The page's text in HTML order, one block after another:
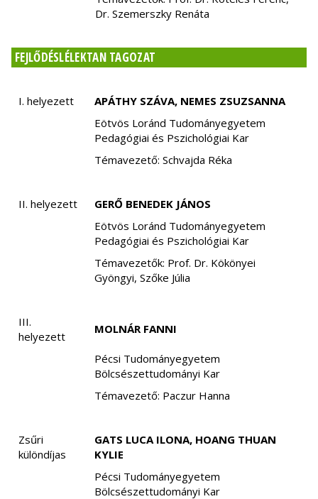
Dr. Szemerszky Renáta
FEJLŐDÉSLÉLEKTAN TAGOZAT
I. helyezett
APÁTHY SZÁVA, NEMES ZSUZSANNA
Eötvös Loránd Tudományegyetem
Pedagógiai és Pszichológiai Kar
Témavezető: Schvajda Réka
II. helyezett
GERŐ BENEDEK JÁNOS
Eötvös Loránd Tudományegyetem
Pedagógiai és Pszichológiai Kar
Témavezetők: Prof. Dr. Kökönyei
Gyöngyi, Szőke Júlia
III.
helyezett
MOLNÁR FANNI
Pécsi Tudományegyetem
Bölcsészettudományi Kar
Témavezető: Paczur Hanna
Zsűri
különdíjas
GATS LUCA ILONA, HOANG THUAN
KYLIE
Pécsi Tudományegyetem
Bölcsészettudományi Kar